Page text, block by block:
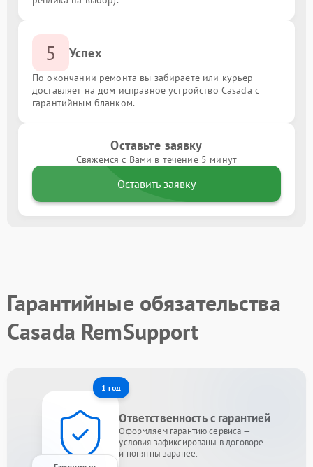
5 Успех
По окончании ремонта вы забираете или курьер
доставляет на дом исправное устройство Casada с
гарантийным бланком.
Оставьте заявку
Свяжемся с Вами в течение 5 минут
Оставить заявку
Гарантийные обязательства
Casada RemSupport
1 год
Ответственность с гарантией
Оформляем гарантию сервиса —
условия зафиксированы в договоре
и понятны заранее.